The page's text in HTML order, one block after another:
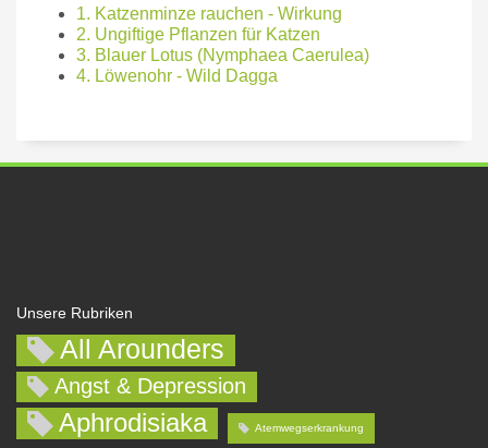
1. Katzenminze rauchen - Wirkung
2. Ungiftige Pflanzen für Katzen
3. Blauer Lotus (Nymphaea Caerulea)
4. Löwenohr - Wild Dagga
Unsere Rubriken
All Arounders
Angst & Depression
Aphrodisiaka Atemwegserkrankung